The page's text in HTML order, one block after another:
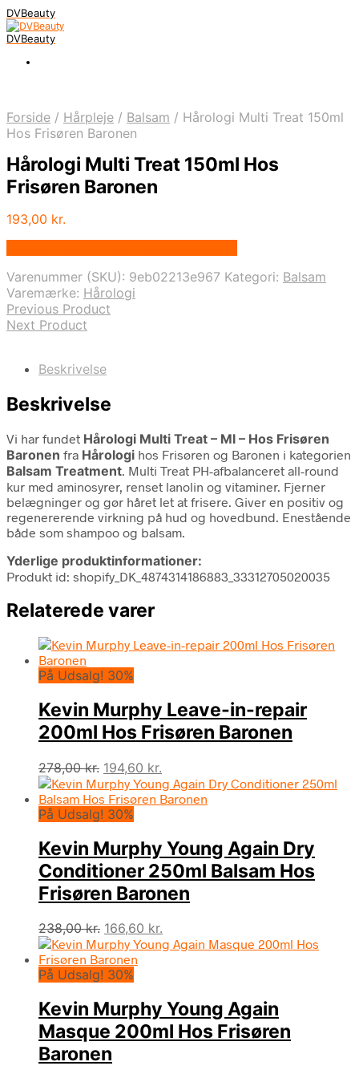
DVBeauty
DVBeauty
Forside / Hårpleje / Balsam / Hårologi Multi Treat 150ml
Hos Frisøren Baronen
Hårologi Multi Treat 150ml Hos
Frisøren Baronen
193,00 kr.
Varenummer (SKU): 9eb02213e967 Kategori: Balsam
Varemærke: Hårologi
Previous Product
Next Product
Beskrivelse
Beskrivelse
Vi har fundet Hårologi Multi Treat – Ml – Hos Frisøren
Baronen fra Hårologi hos Frisøren og Baronen i kategorien
Balsam Treatment. Multi Treat PH-afbalanceret all-round
kur med aminosyrer, renset lanolin og vitaminer. Fjerner
belægninger og gør håret let at frisere. Giver en positiv og
regenererende virkning på hud og hovedbund. Enestående
både som shampoo og balsam.
Yderlige produktinformationer:
Produkt id: shopify_DK_4874314186883_33312705020035
Relaterede varer
På Udsalg! 30%
Kevin Murphy Leave-in-repair
200ml Hos Frisøren Baronen
278,00kr. Den
oprindelige
pris
var:
194,60 kr.
aktuelle
pris
På Udsalg! 30%
Kevin Murphy Young Again Dry
Conditioner 250ml Balsam Hos
Frisøren Baronen
238,00kr. Den
oprindelige
pris
var:
166,60 kr.
aktuelle
På Udsalg! 30%
Kevin Murphy Young Again
Masque 200ml Hos Frisøren
Baronen